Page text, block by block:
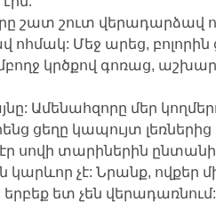
շատ շուտ վերադարձավ
Մեջ արեց, բոլորին
կրծքով գոռաց,
Ամենահզորը մեր
ցեղը կապույտ լեռներից
սովի տարիներին
չէ: Նրանք, ովքեր
երբեք ետ չեն